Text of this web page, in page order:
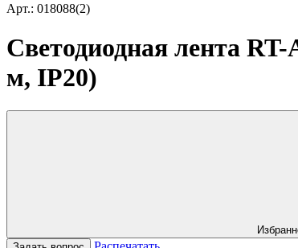
Арт.: 018088(2)
Светодиодная лента
м, IP20)